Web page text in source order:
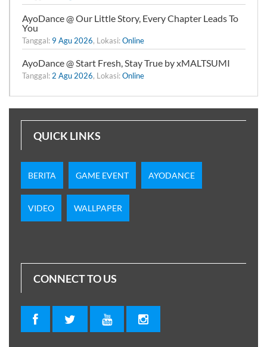
AyoDance @ Our Little Story, Every Chapter Leads To
You
Tanggal: 9 Agu 2026, Lokasi:Online
AyoDance @ Start Fresh, Stay True by xMALTSUMI
Tanggal: 2 Agu 2026, Lokasi:Online
QUICK LINKS
BERITA GAME EVENT AYODANCE
VIDEO WALLPAPER
CONNECT TO US